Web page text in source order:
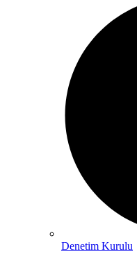
Denetim Kurulu